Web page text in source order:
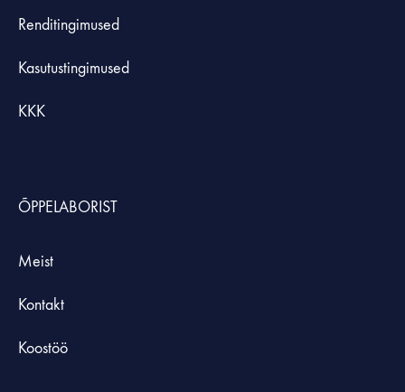
Renditingimused
Kasutustingimused
KKK
ÕPPELABORIST
Meist
Kontakt
Koostöö